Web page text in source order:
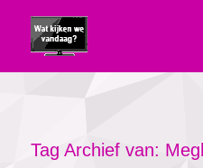
Tag Archief van: